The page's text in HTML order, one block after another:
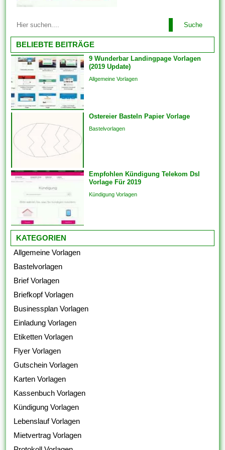
für Ebendiese fertig gestellten
Designgrundlage geliefert. Sie
haben sich verpflichtet
lediglich Text ferner das Foto
Ihrer Liebsten hinzufügen. Im
einfachsten Fall einziehen sich
Vorlagen herauf ein
vorgefertigtes Planung und
Format, das als Grundlage
für...
Suche
BELIEBTE BEITRÄGE
9 Wunderbar Landingpage Vorlagen
(2019 Update)
Allgemeine Vorlagen
Ostereier Basteln Papier Vorlage
Bastelvorlagen
Empfohlen Kündigung Telekom Dsl
Vorlage Für 2019
Kündigung Vorlagen
KATEGORIEN
Allgemeine Vorlagen
Bastelvorlagen
Brief Vorlagen
Briefkopf Vorlagen
Businessplan Vorlagen
Einladung Vorlagen
Etiketten Vorlagen
Flyer Vorlagen
Gutschein Vorlagen
Karten Vorlagen
Kassenbuch Vorlagen
Kündigung Vorlagen
Lebenslauf Vorlagen
Mietvertrag Vorlagen